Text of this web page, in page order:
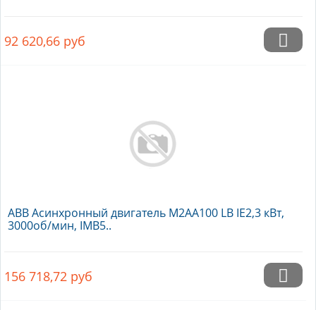
92 620,66 руб
ABB Асинхронный двигатель M2AA100 LB IE2,3 кВт,
3000об/мин, IMB5..
156 718,72 руб